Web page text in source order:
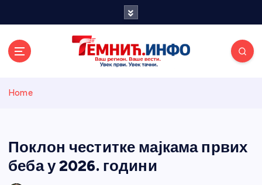
и портал
Home
Поклон честитке мајкама првих
беба у 2026. години